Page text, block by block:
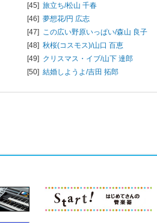
[45] 旅立ち/松山 千春
[46] 夢想花/円 広志
[47] この広い野原いっぱい/森山 良子
[48] 秋桜(コスモス)/山口 百恵
[49] クリスマス・イブ/山下 達郎
[50] 結婚しようよ/吉田 拓郎